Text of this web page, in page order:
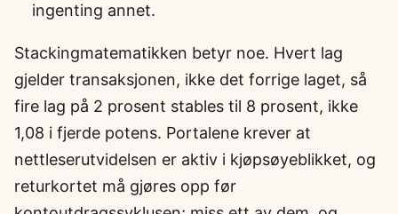
ingenting annet.
Stackingmatematikken betyr noe. Hvert lag
gjelder transaksjonen, ikke det forrige laget, så
fire lag på 2 prosent stables til 8 prosent, ikke
1,08 i fjerde potens. Portalene krever at
nettleserutvidelsen er aktiv i kjøpsøyeblikket, og
returkortet må gjøres opp før